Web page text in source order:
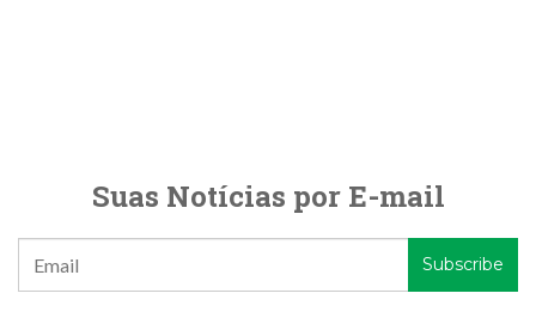
Suas Notícias por E-mail